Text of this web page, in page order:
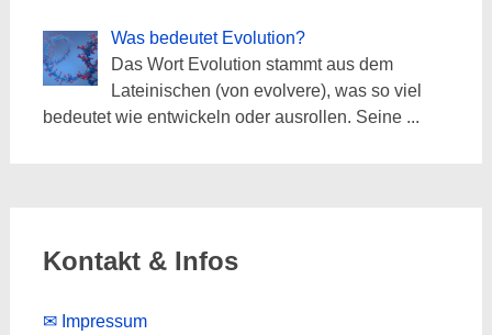
Was bedeutet Evolution?
Das Wort Evolution stammt aus dem
Lateinischen (von evolvere), was so viel
bedeutet wie entwickeln oder ausrollen. Seine...
Kontakt & Infos
✉ Impressum